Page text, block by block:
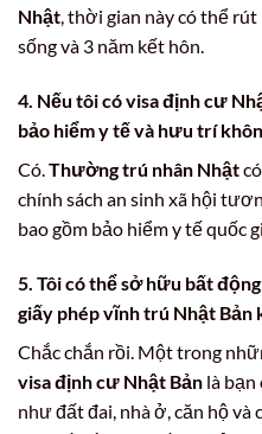
Nhật, thời gian này có thể
sống và 3 năm kết hôn.
4. Nếu tôi cóvisa định cư
bảo hiểm y tế và hưu trí
Có.Thường trú nhân Nhật
chính sách an sinh xã hội
bao gồm bảo hiểm y tế quốc
5. Tôi có thể sở hữu bất
giấy phép vĩnh trú Nhật Bản
Chắc chắn rồi. Một trong
visa định cư Nhật Bản là bạn
như đất đai, nhà ở, căn hộ